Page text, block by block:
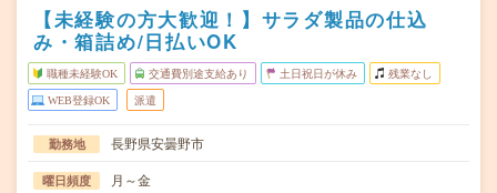
【未経験の方大歓迎！】サラダ製品の仕込
み・箱詰め/日払いOK
職種未経験OK 交通費別途支給あり 土日祝日が休み 残業なし
WEB登録OK 派遣
勤務地 長野県安曇野市
曜日頻度 月～金